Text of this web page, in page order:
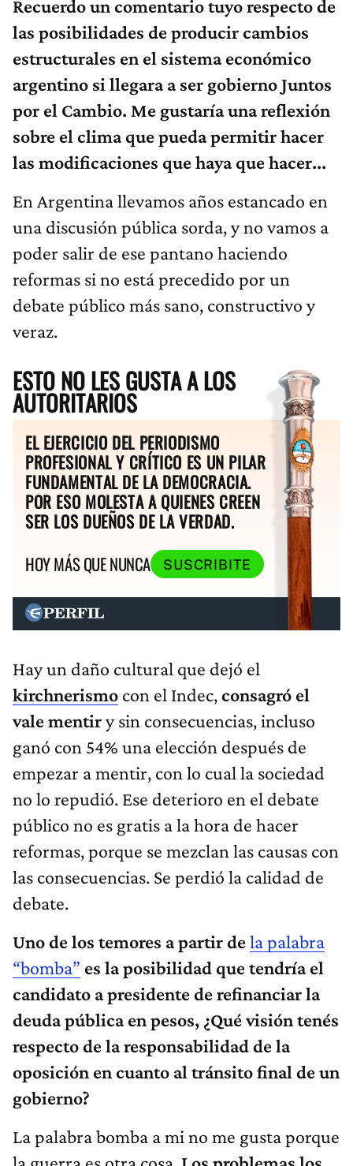
Recuerdo un comentario tuyo respecto de
las posibilidades de producir cambios
estructurales en el sistema económico
argentino si llegara a ser gobierno Juntos
por el Cambio. Me gustaría una reflexión
sobre el clima que pueda permitir hacer
las modificaciones que haya que hacer...
En Argentina llevamos años estancado en
una discusión pública sorda, y no vamos a
poder salir de ese pantano haciendo
reformas si no está precedido por un
debate público más sano, constructivo y
veraz.
ESTO NO LES GUSTA A LOS
AUTORITARIOS
EL EJERCICIO DEL PERIODISMO
PROFESIONAL Y CRÍTICO ES UN PILAR
FUNDAMENTAL DE LA DEMOCRACIA.
POR ESO MOLESTA A QUIENES CREEN
SER LOS DUEÑOS DE LA VERDAD.
HOY MÁS QUE NUNCA
SUSCRIBITE
Hay un daño cultural que dejó el
kirchnerismo con el Indec,consagró el
vale mentiry sin consecuencias, incluso
ganó con 54% una elección después de
empezar a mentir, con lo cual la sociedad
no lo repudió. Ese deterioro en el debate
público no es gratis a la hora de hacer
reformas, porque se mezclan las causas con
las consecuencias. Se perdió la calidad de
debate.
Uno de los temores a partir dela palabra
“bomba” es la posibilidad que tendría el
candidato a presidente de refinanciar la
deuda pública en pesos, ¿Qué visión tenés
respecto de la responsabilidad de la
oposición en cuanto al tránsito final de un
gobierno?
La palabra bomba a mi no me gusta porque